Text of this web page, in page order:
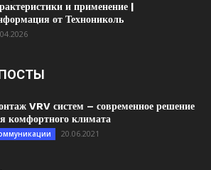
и применение |
от Технониколь
VRV систем – современное решение
комфортного климата
20.06.2021